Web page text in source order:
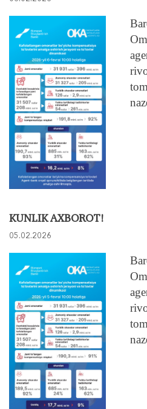
KUNLIK AXBOROT!
05.02.2026